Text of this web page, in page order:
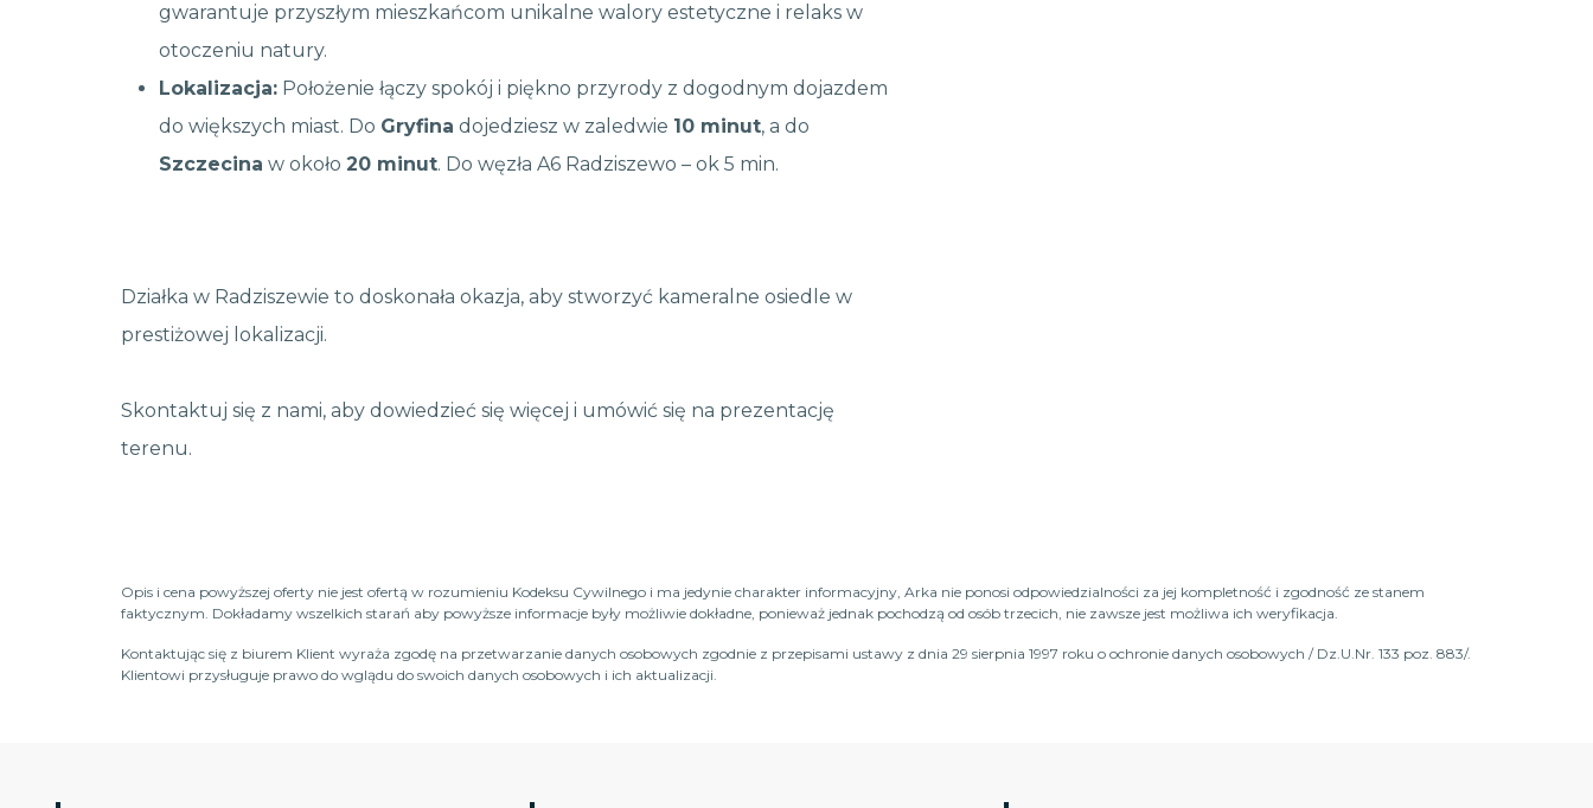
gwarantuje przyszłym mieszkańcom unikalne walory estetyczne i relaks w
otoczeniu natury.
Lokalizacja: Położenie łączy spokój i piękno przyrody z dogodnym dojazdem
do większych miast. Do Gryfina dojedziesz w zaledwie 10 minut, a do
Szczecina w około 20 minut. Do węzła A6 Radziszewo – ok 5 min.
Działka w Radziszewie to doskonała okazja, aby stworzyć kameralne osiedle w
prestiżowej lokalizacji.
Skontaktuj się z nami, aby dowiedzieć się więcej i umówić się na prezentację
terenu.
Opis i cena powyższej oferty nie jest ofertą w rozumieniu Kodeksu Cywilnego i ma jedynie charakter informacyjny, Arka nie ponosi odpowiedzialności za jej kompletność i zgodność ze stanem
faktycznym. Dokładamy wszelkich starań aby powyższe informacje były możliwie dokładne, ponieważ jednak pochodzą od osób trzecich, nie zawsze jest możliwa ich weryfikacja.
Kontaktując się z biurem Klient wyraża zgodę na przetwarzanie danych osobowych zgodnie z przepisami ustawy z dnia 29 sierpnia 1997 roku o ochronie danych osobowych / Dz.U.Nr. 133 poz. 883/.
Klientowi przysługuje prawo do wglądu do swoich danych osobowych i ich aktualizacji.